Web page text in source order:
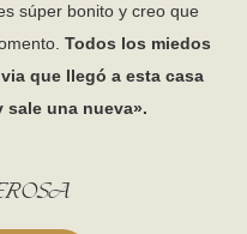
súper bonito y creo que
Todos los miedos
que llegó a esta casa
sale una nueva».